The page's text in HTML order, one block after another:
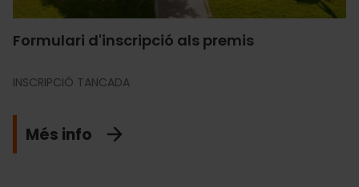
Formulari d'inscripció als premis
INSCRIPCIÓ TANCADA
Més info